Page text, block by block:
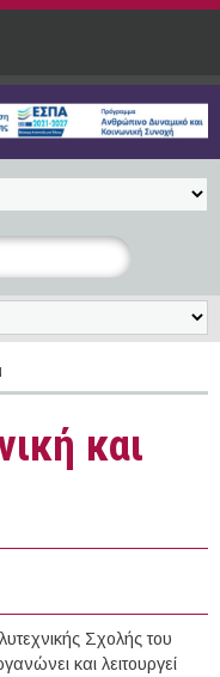
και
Σχολής του
και λειτουργεί